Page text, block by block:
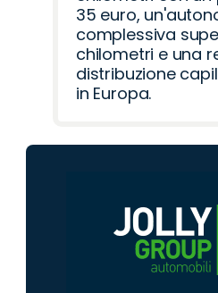
35 euro,
complessiva
chilometri e una
distribuzione
in Europa.